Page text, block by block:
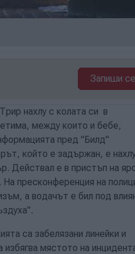
Запиши се
нахлу с колата си в
между които и бебе,
пред "Билд"
който е задържан, е
Действал е в пристъп на
пресконференция на
а водачът е бил под
са забелязани линейки и
мястото на